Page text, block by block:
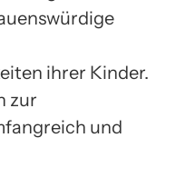
ihrer Kinder.
zur
und